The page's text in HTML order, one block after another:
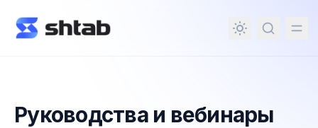
содержимому
Руководства и вебинары